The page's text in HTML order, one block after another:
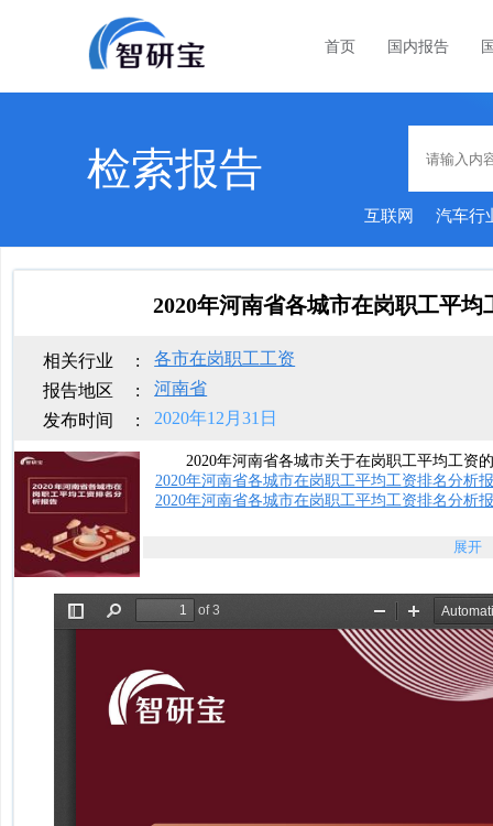
首页 国内报告
检索报告
互联网 汽车行
2020年河南省各城市在岗职工平均
相关行业 :
各市在岗职工工资
报告地区
:
河南省
发布时间
: 2020年12月31日
2020年河南省各城市关于在岗职工平均工资
2020年河南省各城市在岗职工平均工资排名分析
2020年河南省各城市在岗职工平均工资排名分析
展开